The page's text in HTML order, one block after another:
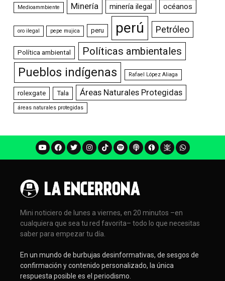
Medioammbiente Minería minería ilegal océanos
oro ilegal pepe mujica peru perú Petróleo
Política ambiental Políticas ambientales
Pueblos indígenas Rafael López Aliaga
rolexgate Tala Áreas Naturales Protegidas
áreas naturales protegidas
Mini noticiero de lunes a viernes, en 20 minutos –en
cualquiera que sea tu red favorita– todo lo que necesitas
saber para empezar tu día.
En un mundo de burbujas desinformativas, de sesgos de
confirmación y contenido personalizado, la única
respuesta posible es el periodismo.